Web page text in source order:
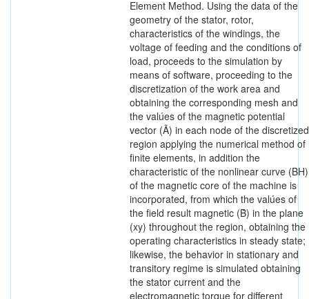
Element Method. Using the data of the
geometry of the stator, rotor,
characteristics of the windings, the
voltage of feeding and the conditions of
load, proceeds to the simulation by
means of software, proceeding to the
discretization of the work area and
obtaining the corresponding mesh and
the valúes of the magnetic potential
vector (Ã) in each node of the discretized
region applying the numerical method of
finite elements, in addition the
characteristic of the nonlinear curve (BH)
of the magnetic core of the machine is
incorporated, from which the valúes of
the field result magnetic (Ḃ) in the plane
(xy) throughout the region, obtaining the
operating characteristics in steady state;
likewise, the behavior in stationary and
transitory regime is simulated obtaining
the stator current and the
electromagnetic torque for different